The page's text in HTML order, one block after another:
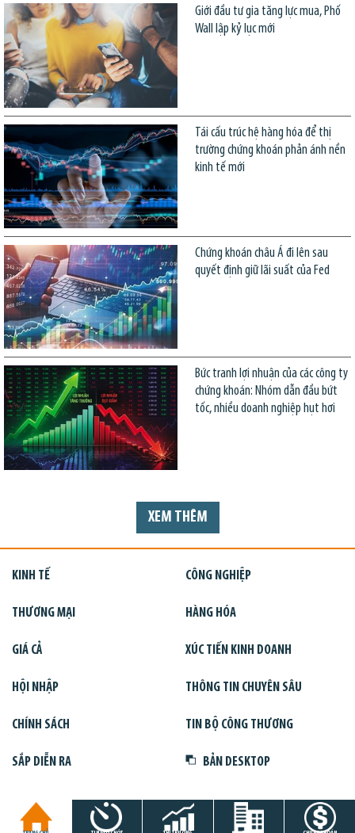
Giới đầu tư gia tăng lực mua, Phố
Wall lập kỷ lục mới
Tái cấu trúc hệ hàng hóa để thị
trường chứng khoán phản ánh nền
kinh tế mới
Chứng khoán châu Á đi lên sau
quyết định giữ lãi suất của Fed
Bức tranh lợi nhuận của các công ty
chứng khoán: Nhóm dẫn đầu bứt
tốc, nhiều doanh nghiệp hụt hơi
XEM THÊM
KINH TẾ CÔNG NGHIỆP
THƯƠNG MẠI HÀNG HÓA
GIÁ CẢ XÚC TIẾN KINH DOANH
HỘI NHẬP THÔNG TIN CHUYÊN SÂU
CHÍNH SÁCH TIN BỘ CÔNG THƯƠNG
SẮP DIỄN RA BẢN DESKTOP